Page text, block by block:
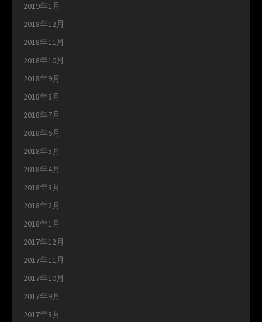
2019年1月
2018年12月
2018年11月
2018年10月
2018年9月
2018年8月
2018年7月
2018年6月
2018年5月
2018年4月
2018年3月
2018年2月
2018年1月
2017年12月
2017年11月
2017年10月
2017年9月
2017年8月